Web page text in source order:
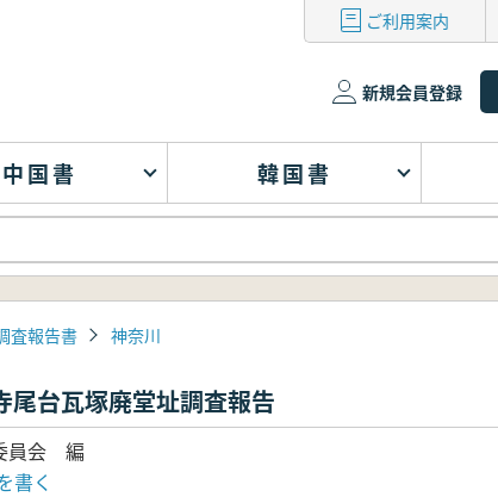
ご利用案内
新規会員登録
中国書 韓国書
査報告書 神奈川
尾台瓦塚廃堂址調査報告
員会 編
書く